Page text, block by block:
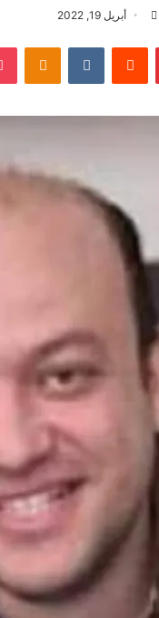
أرسل
إلكترونيا
أبريل 19, 2022
بينتيريست